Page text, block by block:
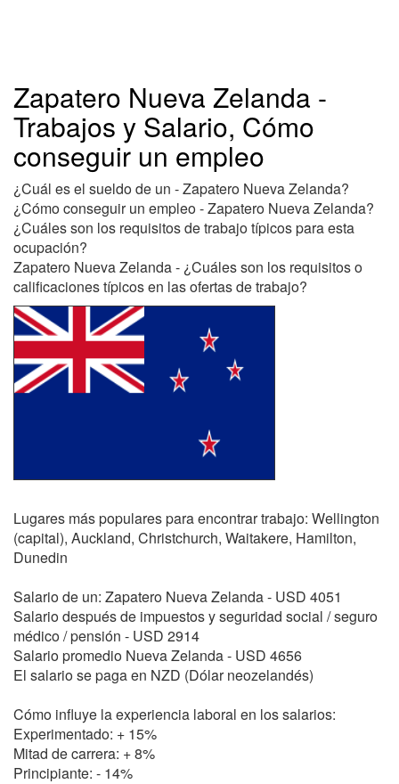
Zapatero Nueva Zelanda -
Trabajos y Salario, Cómo
conseguir un empleo
¿Cuál es el sueldo de un - Zapatero Nueva Zelanda?
¿Cómo conseguir un empleo - Zapatero Nueva Zelanda?
¿Cuáles son los requisitos de trabajo típicos para esta
ocupación?
Zapatero Nueva Zelanda - ¿Cuáles son los requisitos o
calificaciones típicos en las ofertas de trabajo?
Lugares más populares para encontrar trabajo: Wellington
(capital), Auckland, Christchurch, Waitakere, Hamilton,
Dunedin
Salario de un: Zapatero Nueva Zelanda - USD 4051
Salario después de impuestos y seguridad social / seguro
médico / pensión - USD 2914
Salario promedio Nueva Zelanda - USD 4656
El salario se paga en NZD (Dólar neozelandés)
Cómo influye la experiencia laboral en los salarios:
Experimentado: + 15%
Mitad de carrera: + 8%
Principiante: - 14%